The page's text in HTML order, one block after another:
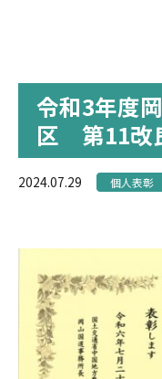
令和3年度
区 第11改
2024.07.29 個人表彰